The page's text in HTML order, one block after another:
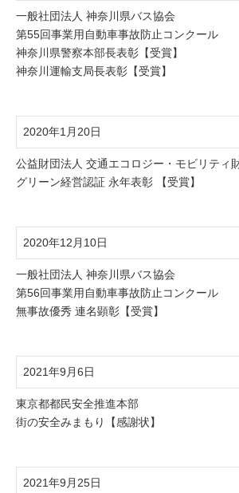
一般社団法人 神奈川県バス協会
第55回事業用自動車事故防止コンクール
神奈川県警察本部長表彰【受賞】
神奈川運輸支局長表彰【受賞】
2020年1月20日
公益財団法人 交通エコロジー・モビリテ
グリーン経営認証 永年表彰 【受賞】
2020年12月10日
一般社団法人 神奈川県バス協会
第56回事業用自動車事故防止コンクール
無事故優秀 連名顕彰【受賞】
2021年9月6日
東京都都民安全推進本部
街の安全みまもり【感謝状】
2021年9月25日